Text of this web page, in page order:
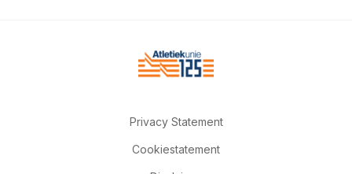
Privacy Statement
Cookiestatement